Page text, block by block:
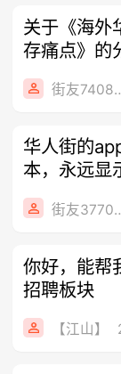
关于《海外
存痛点》的
街友
华人街的
本，永远显
街友
你好，能帮
招聘板块
【江山】